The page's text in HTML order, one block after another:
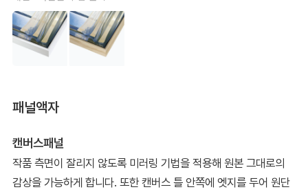
패널액자
캔버스패널
작품 측면이 잘리지 않도록 미러링 기법을 적용해 원본 그대로의
감상을 가능하게 합니다. 또한 캔버스 틀 안쪽에 엣지를 두어 원단